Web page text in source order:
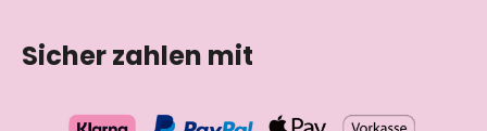
Sicher zahlen mit